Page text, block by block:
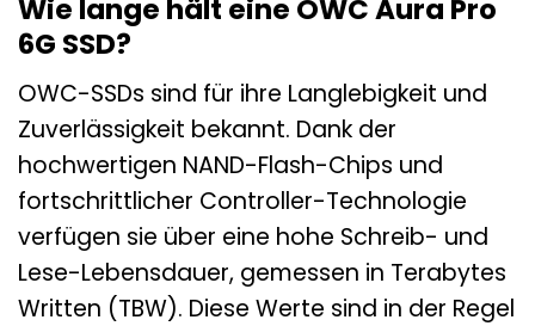
Wie lange hält eine OWC Aura Pro
6G SSD?
OWC-SSDs sind für ihre Langlebigkeit und
Zuverlässigkeit bekannt. Dank der
hochwertigen NAND-Flash-Chips und
fortschrittlicher Controller-Technologie
verfügen sie über eine hohe Schreib- und
Lese-Lebensdauer, gemessen in Terabytes
Written (TBW). Diese Werte sind in der Regel